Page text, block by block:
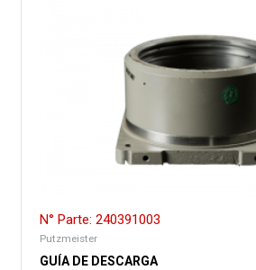
N° Parte: 240391003
Putzmeister
GUÍA DE DESCARGA